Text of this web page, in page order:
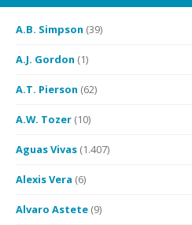
A.B. Simpson (39)
A.J. Gordon (1)
A.T. Pierson (62)
A.W. Tozer (10)
Aguas Vivas (1.407)
Alexis Vera (6)
Alvaro Astete (9)